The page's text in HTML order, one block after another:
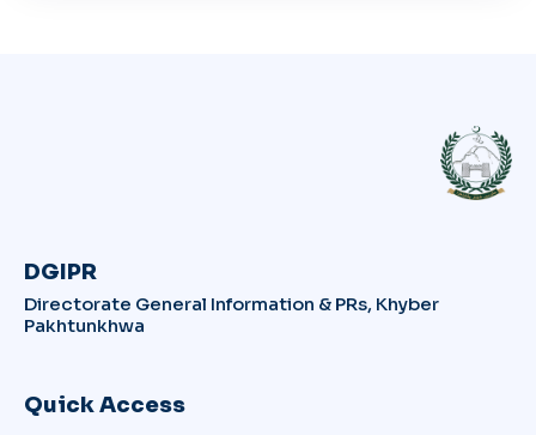
DGIPR
Directorate General Information & PRs, Khyber
Pakhtunkhwa
Quick Access